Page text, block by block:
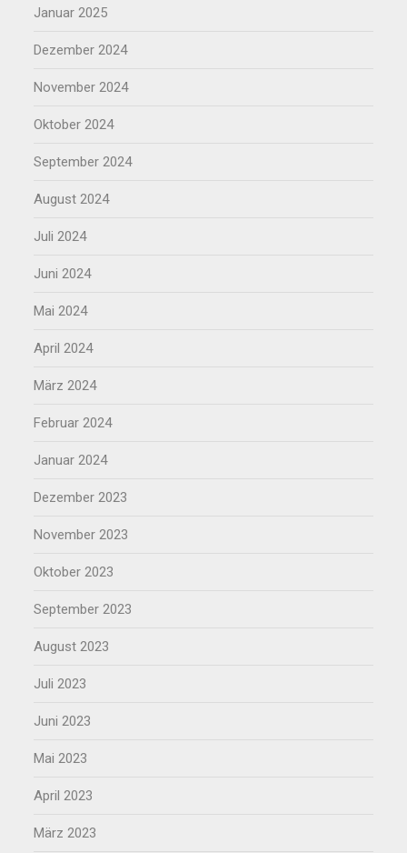
Januar 2025
Dezember 2024
November 2024
Oktober 2024
September 2024
August 2024
Juli 2024
Juni 2024
Mai 2024
April 2024
März 2024
Februar 2024
Januar 2024
Dezember 2023
November 2023
Oktober 2023
September 2023
August 2023
Juli 2023
Juni 2023
Mai 2023
April 2023
März 2023